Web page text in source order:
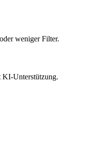
weniger Filter.
KI-Unterstützung.